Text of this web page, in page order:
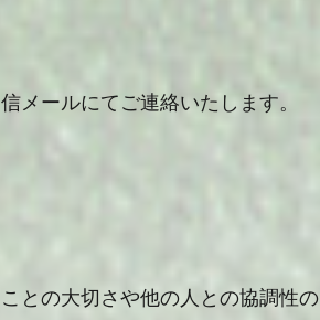
信メールにてご連絡いたします。
ことの大切さや他の人との協調性の